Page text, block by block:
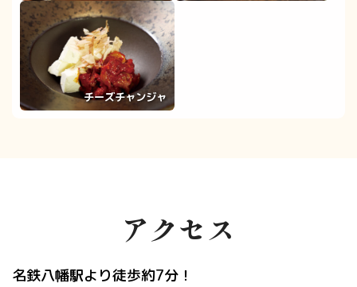
チーズチャンジャ
アクセス
名鉄八幡駅より徒歩約7分！